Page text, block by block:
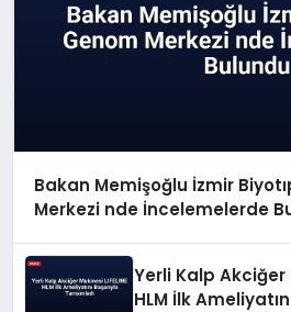
Bakan Memişoğlu İzmir
Merkezi nde İncelemelerde
Yerli Kalp Akciğer
HLM İlk